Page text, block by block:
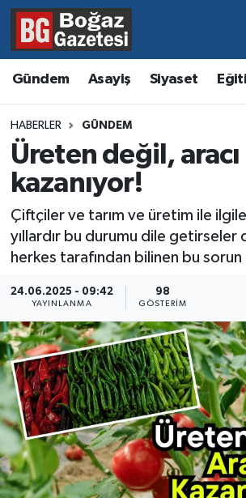
Gündem Asayiş Siyaset
HABERLER GÜNDEM
Üreten değil, aracı
kazanıyor!
Çiftçiler ve tarım ve üretim ile
yıllardır bu durumu dile getirseler
herkes tarafından bilinen bu sorun
24.06.2025 - 09:42
YAYINLANMA
98
GÖSTERIM
Asayiş
Eğitim
Ekonomi
Gündem
Resmi İlanlar
Sağlık
Hava Durumu
Trafik Durumu
Süper Lig Puan Durumu ve
Tüm Manşetler